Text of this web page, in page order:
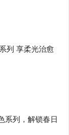
列 享柔光治愈
系列，解锁春日